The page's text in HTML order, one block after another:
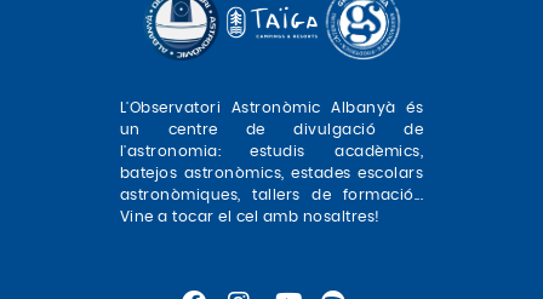
L'Observatori Astronòmic Albanyà és
un centre de divulgació de
l'astronomia: estudis acadèmics,
batejos astronòmics, estades escolars
astronòmiques, tallers de formació...
Vine a tocar el cel amb nosaltres!